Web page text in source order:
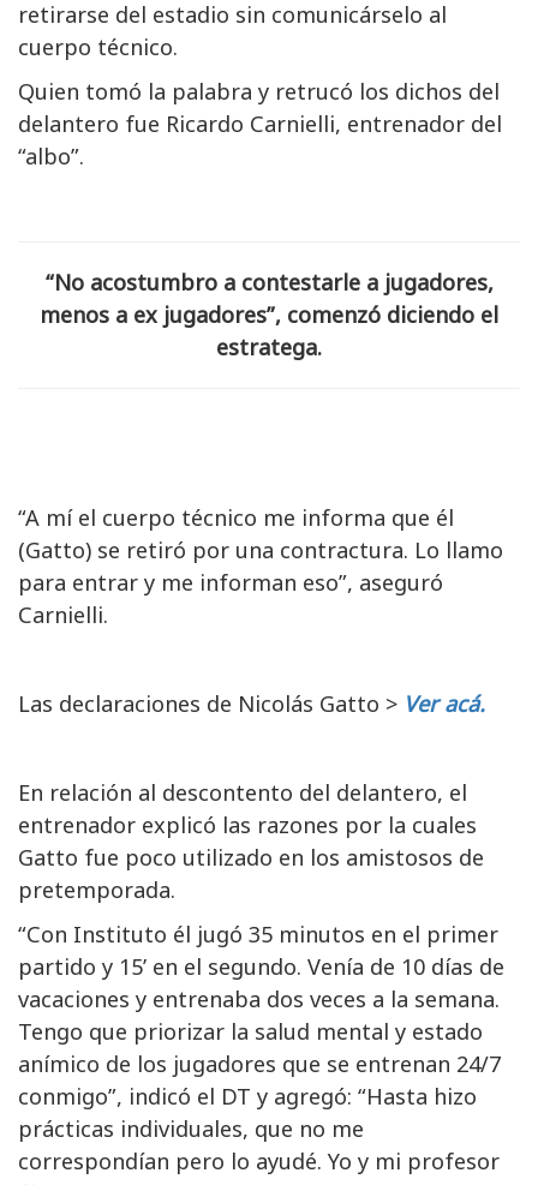
retirarse del estadio sin comunicárselo al
cuerpo técnico.
Quien tomó la palabra y retrucó los dichos del
delantero fue Ricardo Carnielli, entrenador del
“albo”.
“No acostumbro a contestarle a jugadores,
menos a ex jugadores”, comenzó diciendo el
estratega.
“A mí el cuerpo técnico me informa que él
(Gatto) se retiró por una contractura. Lo llamo
para entrar y me informan eso”, aseguró
Carnielli.
Las declaraciones de Nicolás Gatto > Ver acá.
En relación al descontento del delantero, el
entrenador explicó las razones por la cuales
Gatto fue poco utilizado en los amistosos de
pretemporada.
“Con Instituto él jugó 35 minutos en el primer
partido y 15’ en el segundo. Venía de 10 días de
vacaciones y entrenaba dos veces a la semana.
Tengo que priorizar la salud mental y estado
anímico de los jugadores que se entrenan 24/7
conmigo”, indicó el DT y agregó: “Hasta hizo
prácticas individuales, que no me
correspondían pero lo ayudé. Yo y mi profesor